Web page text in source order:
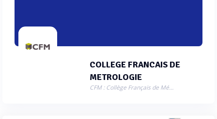
COLLEGE FRANCAIS DE
METROLOGIE
CFM : Collège Français de Métrologie